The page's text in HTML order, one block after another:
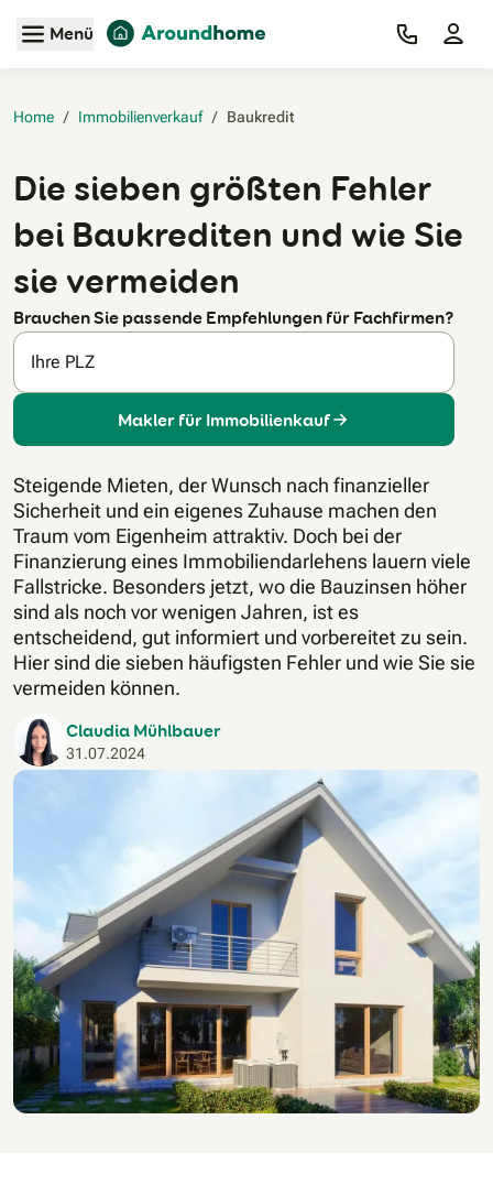
Zum Hauptinhalt
Menü
Home / Immobilienverkauf / Baukredit‎
Die sieben größten Fehler
bei Baukrediten und wie Sie
sie vermeiden
Brauchen Sie passende Empfehlungen für Fachfirmen?
Ihre PLZ
Makler für Immobilienkauf
Steigende Mieten, der Wunsch nach finanzieller
Sicherheit und ein eigenes Zuhause machen den
Traum vom Eigenheim attraktiv. Doch bei der
Finanzierung eines Immobiliendarlehens lauern viele
Fallstricke. Besonders jetzt, wo die Bauzinsen höher
sind als noch vor wenigen Jahren, ist es
entscheidend, gut informiert und vorbereitet zu sein.
Hier sind die sieben häufigsten Fehler und wie Sie sie
vermeiden können.
Claudia Mühlbauer
31.07.2024